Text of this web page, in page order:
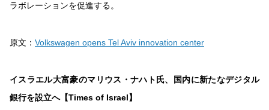
ラボレーションを促進する。
原文： Volkswagen opens Tel Aviv innovation center
イスラエル大富豪のマリウス・ナハト氏、国内に新たなデジタル
銀行を設立へ【Times of Israel】